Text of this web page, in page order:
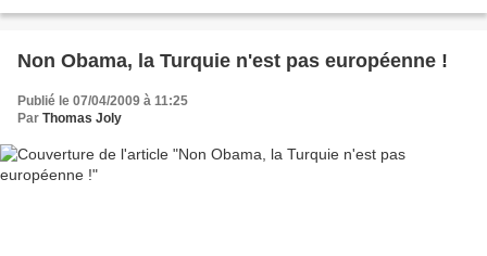
Non Obama, la Turquie n'est pas européenne !
Publié le 07/04/2009 à 11:25
Par Thomas Joly